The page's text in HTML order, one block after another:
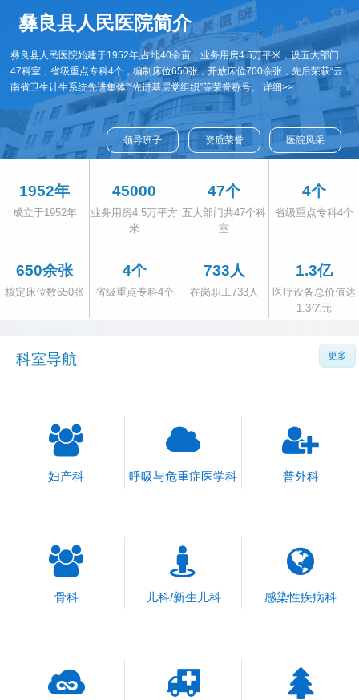
彝良县医共体总医院关于两河分院公开招聘编外人员的公告
彝良县医共体总医院关于2025年校园招聘编外专业技术人员的公
告
彝良县人民医院简介
彝良县人民医院始建于1952年,占地40余亩，业务用房4.5万平米，设五大部门
47科室，省级重点专科4个，编制床位650张，开放床位700余张，先后荣获“云
南省卫生计生系统先进集体”“先进基层党组织”等荣誉称号。详细>>
领导班子 资质荣誉 医院风采
1952年
成立于1952年
45000
业务用房4.5万平方
米
47个
五大部门共47个科
室
4个
省级重点专科4个
650余张
核定床位数650张
4个
省级重点专科4个
733人
在岗职工733人
1.3亿
医疗设备总价值达
1.3亿元
科室导航 更多
妇产科 呼吸与危重症医学科 普外科
骨科 儿科/新生儿科 感染性疾病科